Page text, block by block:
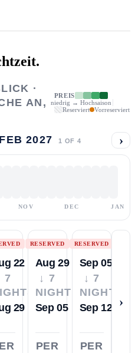
·
AN,
PREIS
niedrig → Hochsaison
Reserviert
Vorreserviert
2027 1 OF 4 ›
NOV DEC JAN
22
7
29
RESERVED
Aug 29
↓ 7
NIGHTS
Sep 05
PER
RESERVED
Sep 05
↓ 7
NIGHTS
Sep 12
PER
›